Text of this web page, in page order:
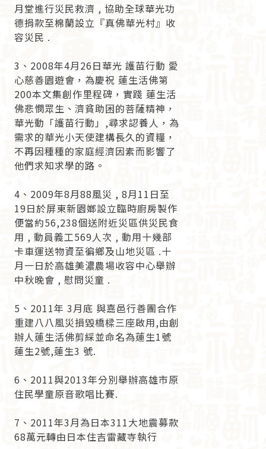
月堂進行災民救濟 , 協助全球華光功
德捐款至棉蘭設立『真佛華光村』收
容災民 .
3、2008年4月26日華光 護苗行動 愛
心慈善園遊會，為慶祝 蓮生活佛第
200本文集創作里程碑，實踐 蓮生活
佛悲憫眾生、濟貧助困的菩薩精神，
華光動「護苗行動」,尋求認養人，為
需求的華光小天使建構長久的資糧，
不再因種種的家庭經濟因素而影響了
他們求知求學的路。
4、2009年8月88風災 , 8月11日至
19日於屏東新園嫏設立臨時廚房製作
便當約56,238個送附近災區供災民食
用 , 動員義工569人次 , 動用十幾部
卡車運送物資至徧鄉及山地災區 .十
月一日於高雄美濃農場收容中心舉辦
中秋晚會 , 慰問災童 .
5、2011年 3月底 與嘉邑行善團合作
重建八八風災損毀橋樑三座啟用,由創
辦人蓮生活佛剪綵並命名為蓮生1號
蓮生2號,蓮生3 號.
6、2011與2013年分別舉辦高雄市原
住民學童原音歌唱比賽.
7、2011年3月為日本311大地震募款
68萬元轉由日本住吉雷藏寺執行